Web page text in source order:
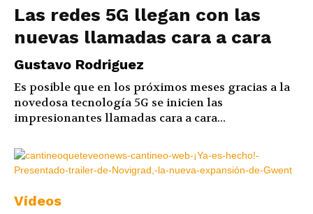
Las redes 5G llegan con las
nuevas llamadas cara a cara
Gustavo Rodriguez
Es posible que en los próximos meses gracias a la
novedosa tecnología 5G se inicien las
impresionantes llamadas cara a cara...
Vídeos